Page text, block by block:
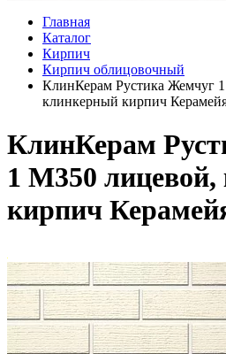
Главная
Каталог
Кирпич
Кирпич облицовочный
КлинКерам Рустика Жемчуг
клинкерный кирпич
КлинКерам
1 М350
кирпич